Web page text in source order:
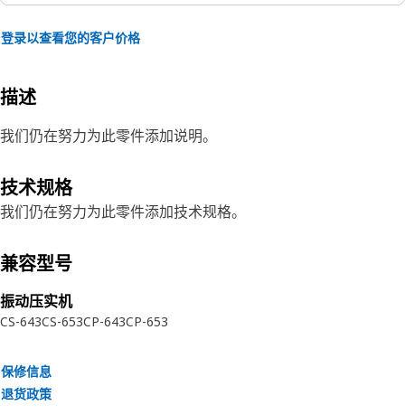
登录以查看您的客户价格
描述
我们仍在努力为此零件添加说明。
技术规格
我们仍在努力为此零件添加技术规格。
兼容型号
振动压实机
CS-643CS-653CP-643CP-653
保修信息
退货政策